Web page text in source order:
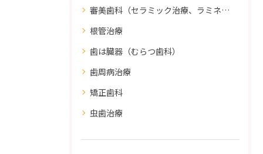
審美歯科（セラミック治療、ラミネートべニア、ダイレクトボンディング）
根管治療
歯は臓器（むらつ歯科）
歯周病治療
矯正歯科
虫歯治療